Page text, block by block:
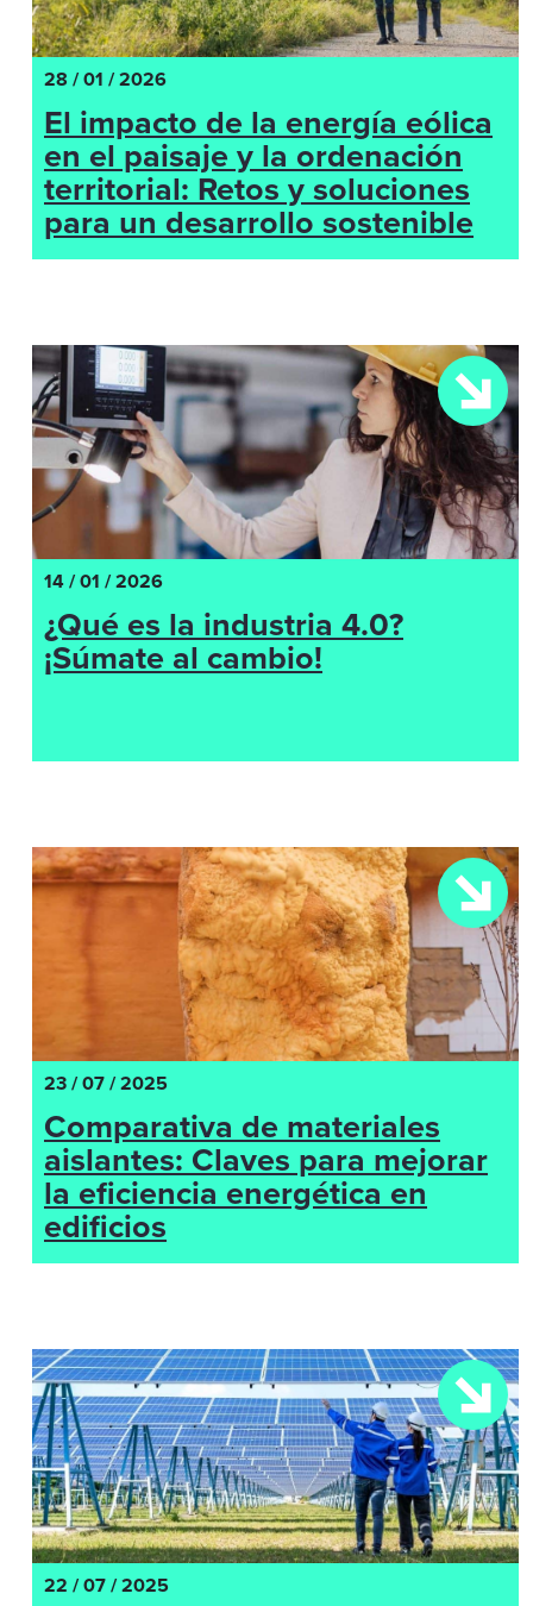
28 / 01 / 2026
El impacto de la energía eólica
en el paisaje y la ordenación
territorial: Retos y soluciones
para un desarrollo sostenible
14 / 01 / 2026
¿Qué es la industria 4.0?
¡Súmate al cambio!
23 / 07 / 2025
Comparativa de materiales
aislantes: Claves para mejorar
la eficiencia energética en
edificios
22 / 07 / 2025